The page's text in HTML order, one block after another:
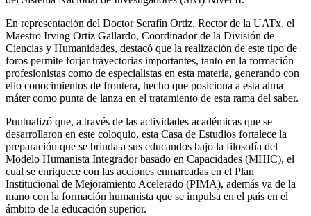
En representación del Doctor Serafín Ortiz, Rector de la UATx, el
Maestro Irving Ortiz Gallardo, Coordinador de la División de
Ciencias y Humanidades, destacó que la realización de este tipo de
foros permite forjar trayectorias importantes, tanto en la formación
profesionistas como de especialistas en esta materia, generando con
ello conocimientos de frontera, hecho que posiciona a esta alma
máter como punta de lanza en el tratamiento de esta rama del saber.
Puntualizó que, a través de las actividades académicas que se
desarrollaron en este coloquio, esta Casa de Estudios fortalece la
preparación que se brinda a sus educandos bajo la filosofía del
Modelo Humanista Integrador basado en Capacidades (MHIC), el
cual se enriquece con las acciones enmarcadas en el Plan
Institucional de Mejoramiento Acelerado (PIMA), además va de la
mano con la formación humanista que se impulsa en el país en el
ámbito de la educación superior.